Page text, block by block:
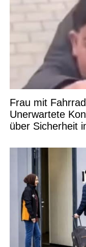
Frau mit
Unerwartete
über Sicherheit